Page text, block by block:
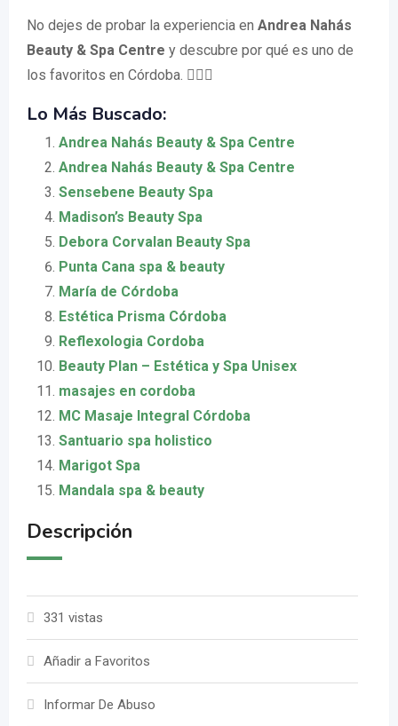
No dejes de probar la experiencia en Andrea Nahás
Beauty & Spa Centre y descubre por qué es uno de
los favoritos en Córdoba. 💆‍♀️✨
Lo Más Buscado:
Andrea Nahás Beauty & Spa Centre
Andrea Nahás Beauty & Spa Centre
Sensebene Beauty Spa
Madison’s Beauty Spa
Debora Corvalan Beauty Spa
Punta Cana spa & beauty
María de Córdoba
Estética Prisma Córdoba
Reflexologia Cordoba
Beauty Plan – Estética y Spa Unisex
masajes en cordoba
MC Masaje Integral Córdoba
Santuario spa holistico
Marigot Spa
Mandala spa & beauty
Descripción
331 vistas
Añadir a Favoritos
Informar De Abuso